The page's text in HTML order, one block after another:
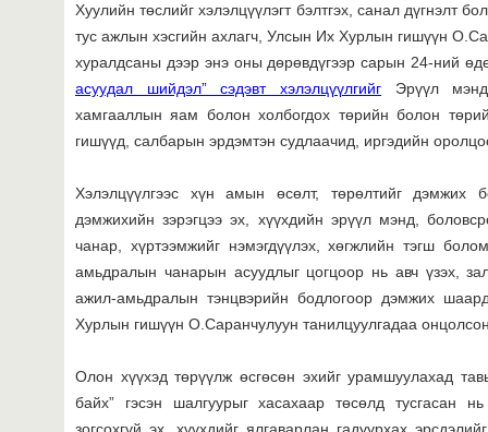
Хуулийн төслийг хэлэлцүүлэгт бэлтгэх, санал дүгнэлт
тус ажлын хэсгийн ахлагч, Улсын Их Хурлын гишүүн
хуралдсаны дээр энэ оны дөрөвдүгээр сарын 24-ний
асуудал шийдэл” сэдэвт хэлэлцүүлгийг Эрүүл
хамгааллын яам болон холбогдох төрийн болон
гишүүд, салбарын эрдэмтэн судлаачид, иргэдийн
Хэлэлцүүлгээс хүн амын өсөлт, төрөлтийг дэмжих
дэмжихийн зэрэгцээ эх, хүүхдийн эрүүл мэнд,
чанар, хүртээмжийг нэмэгдүүлэх, хөгжлийн тэгш
амьдралын чанарын асуудлыг цогцоор нь авч үзэх,
ажил-амьдралын тэнцвэрийн бодлогоор дэмжих
Хурлын гишүүн О.Саранчулуун танилцуулгадаа
Олон хүүхэд төрүүлж өсгөсөн эхийг урамшуулахад
байх” гэсэн шалгуурыг хасахаар төсөлд тусгасан